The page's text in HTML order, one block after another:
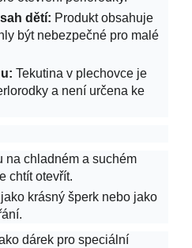
dětí: Produkt obsahuje
být nebezpečné pro malé
Tekutina v plechovce je
a není určena ke
na chladném a suchém
chtít otevřít.
krásný šperk nebo jako
dárek pro speciální